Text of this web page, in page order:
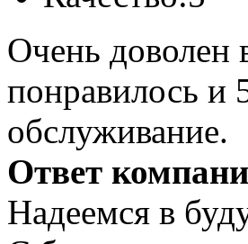
Очень доволен
понравилось и
обслуживание.
Ответ
Надеемся в